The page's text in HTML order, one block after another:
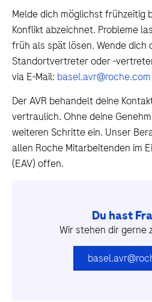
Melde dich möglichst frühzeitig
Konflikt abzeichnet. Probleme
früh als spät lösen. Wende dich
Standortvertreter oder -
via E-Mail: basel.avr@roche.com
Der AVR behandelt deine
vertraulich. Ohne deine
weiteren Schritte ein. Unser
allen Roche Mitarbeitenden im
(EAV) offen.
Du hast
Wir stehen dir gerne